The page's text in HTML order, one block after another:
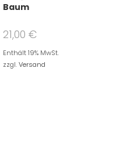
Baum
21,00€
Enthält 19% MwSt.
zzgl.Versand